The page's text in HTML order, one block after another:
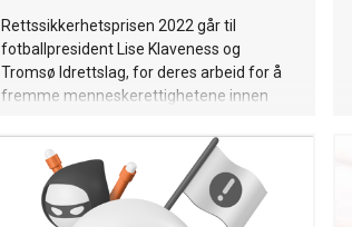
Rettssikkerhetsprisen 2022 går til
fotballpresident Lise Klaveness og
Tromsø Idrettslag, for deres arbeid for å
fremme menneskerettighetene innen
stikkord i juryens begrunnelse er
engasjement mot samehets og
menneskerettighetsbrudd ifm. fotball-VM
i Qatar.